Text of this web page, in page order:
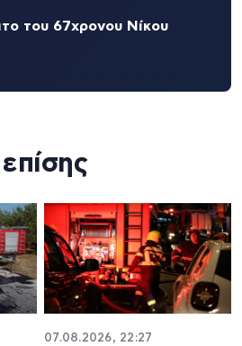
του 67χρονου Νίκου
07.08.2026, 22:27